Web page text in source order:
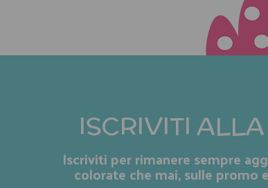
ISCRIVITI
Iscriviti per rimanere sempre
colorate che mai, sulle promo